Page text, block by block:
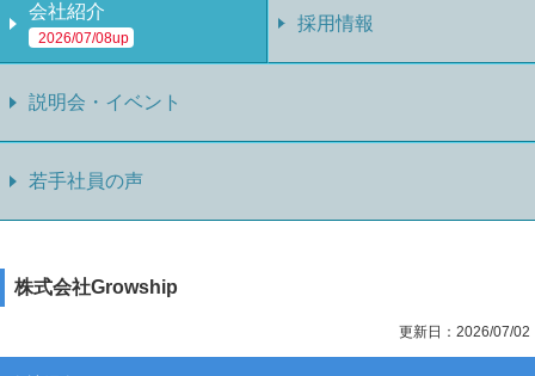
会社紹介
2026/07/08up
採用情報
説明会・イベント
若手社員の声
株式会社Growship
更新日：2026/07/02